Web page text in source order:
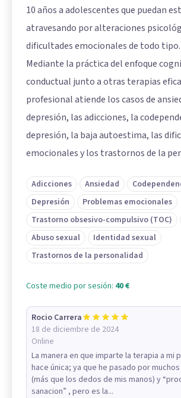
10 años a adolescentes que puedan
atravesando por alteraciones
dificultades emocionales de todo tipo.
Mediante la práctica del enfoque
conductual junto a otras terapias
profesional atiende los casos de
depresión, las adicciones, la
depresión, la baja autoestima, las
emocionales y los trastornos de la
Adicciones Ansiedad
Depresión
Problemas emocionales
Trastorno obsesivo-compulsivo (TOC)
Abuso sexual
Identidad sexual
Trastornos de la personalidad
Coste medio por sesión: 40 €
Rocio Carrera
18 de diciembre de 2024
Online
La manera en que imparte la terapia a mi
hace única; ya que he pasado por
(más que los dedos de mis manos) y
sanacion” , pero es la...